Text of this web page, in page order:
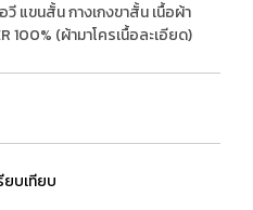
แขนสั้น กางเกงขาสั้น เนื้อผ้า
100% (ผ้ามาโครเนื้อละเอียด)
ยบเทียบ